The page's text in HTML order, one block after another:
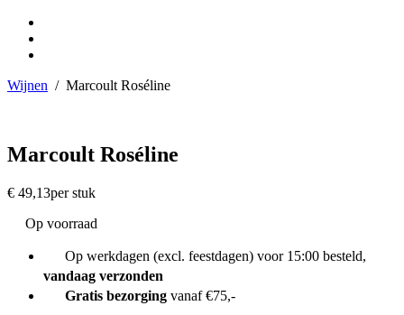
Wijnen /Marcoult Roséline
Marcoult Roséline
€ 49,13per stuk
Op voorraad
Op werkdagen (excl. feestdagen) voor 15:00 besteld,
vandaag verzonden
Gratis bezorging vanaf €75,-